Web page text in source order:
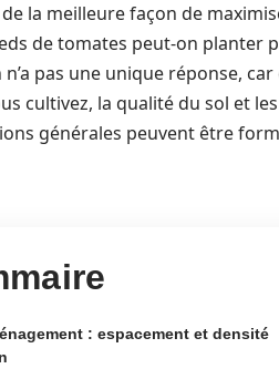
la meilleure façon de
de tomates peut-on planter
pas une unique réponse,
cultivez, la qualité du sol et
générales peuvent être
: espacement et densité